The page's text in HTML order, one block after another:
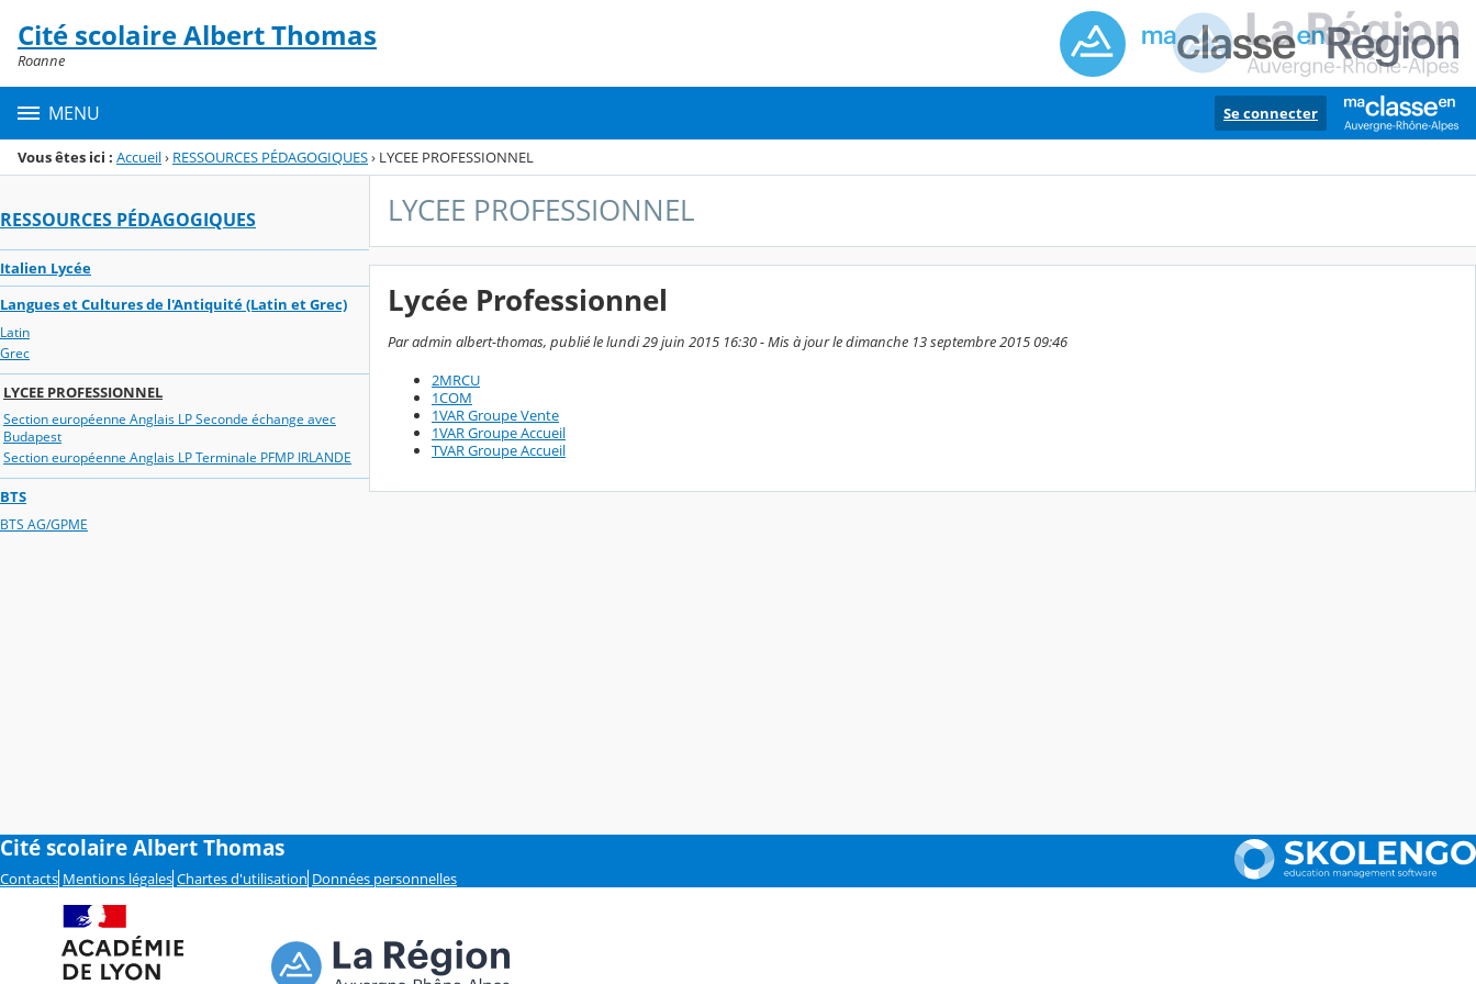
Menu de la rubrique
Contenu
Cité scolaire Albert Thomas
Roanne
MENU Se connecter
Vous êtes ici : Accueil› RESSOURCES PÉDAGOGIQUES› LYCEE PROFESSIONNEL
RESSOURCES PÉDAGOGIQUES
Italien Lycée
Langues et Cultures de l'Antiquité (Latin et Grec)
Latin
Grec
LYCEE PROFESSIONNEL
Section européenne Anglais LP Seconde échange avec
Budapest
Section européenne Anglais LP Terminale PFMP IRLANDE
BTS
BTS AG/GPME
LYCEE PROFESSIONNEL
Lycée Professionnel
Par admin albert-thomas, publié le lundi 29 juin 2015 16:30 - Mis à jour le dimanche 13 septembre 2015 09:46
2MRCU
1COM
1VAR Groupe Vente
1VAR Groupe Accueil
TVAR Groupe Accueil
Cité scolaire Albert Thomas
Contacts Mentions légales Chartes d'utilisation Données personnelles